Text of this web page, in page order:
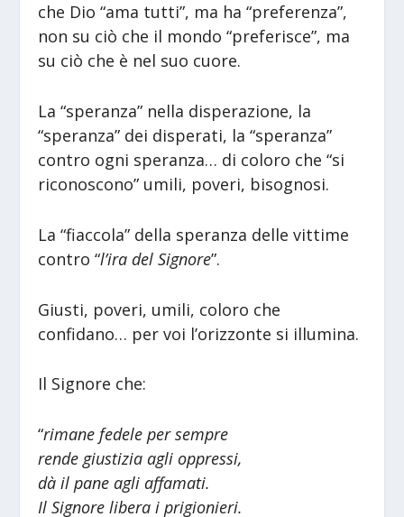
che Dio “ama tutti”, ma ha “preferenza”,
non su ciò che il mondo “preferisce”, ma
su ciò che è nel suo cuore.
La “speranza” nella disperazione, la
“speranza” dei disperati, la “speranza”
contro ogni speranza… di coloro che “si
riconoscono” umili, poveri, bisognosi.
La “fiaccola” della speranza delle vittime
contro “l’ira del Signore”.
Giusti, poveri, umili, coloro che
confidano… per voi l’orizzonte si illumina.
Il Signore che:
“rimane fedele per sempre
rende giustizia agli oppressi,
dà il pane agli affamati.
Il Signore libera i prigionieri.